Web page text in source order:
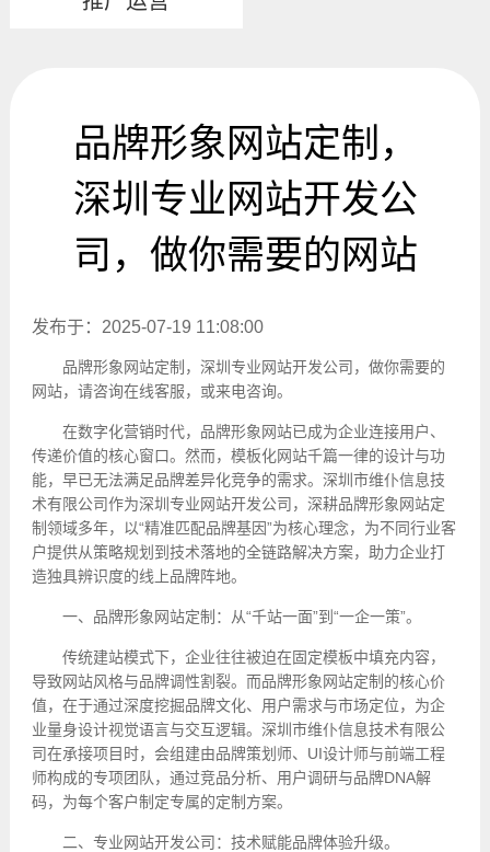
品牌形象网站定制，
深圳专业网站开发公
司，做你需要的网站
发布于：2025-07-19 11:08:00
品牌形象网站定制，深圳专业网站开发公司，做你需要的
网站，请咨询在线客服，或来电咨询。
在数字化营销时代，品牌形象网站已成为企业连接用户、
传递价值的核心窗口。然而，模板化网站千篇一律的设计与功
能，早已无法满足品牌差异化竞争的需求。深圳市维仆信息技
术有限公司作为深圳专业网站开发公司，深耕品牌形象网站定
制领域多年，以“精准匹配品牌基因”为核心理念，为不同行业客
户提供从策略规划到技术落地的全链路解决方案，助力企业打
造独具辨识度的线上品牌阵地。
一、品牌形象网站定制：从“千站一面”到“一企一策”。
传统建站模式下，企业往往被迫在固定模板中填充内容，
导致网站风格与品牌调性割裂。而品牌形象网站定制的核心价
值，在于通过深度挖掘品牌文化、用户需求与市场定位，为企
业量身设计视觉语言与交互逻辑。深圳市维仆信息技术有限公
司在承接项目时，会组建由品牌策划师、UI设计师与前端工程
师构成的专项团队，通过竞品分析、用户调研与品牌DNA解
码，为每个客户制定专属的定制方案。
二、专业网站开发公司：技术赋能品牌体验升级。